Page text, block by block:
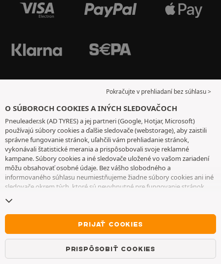
Pokračujte v prehliadaní bez súhlasu >
O SÚBOROCH COOKIES A INÝCH SLEDOVAČOCH
Pneuleader.sk (AD TYRES) a jej partneri (Google, Hotjar, Microsoft)
používajú súbory cookies a ďalšie sledovače (webstorage), aby zaistili
správne fungovanie stránok, uľahčili vám prehliadanie stránok,
vykonávali štatistické merania a prispôsobovali svoje reklamné
kampane. Súbory cookies a iné sledovače uložené vo vašom zariadení
môžu obsahovať osobné údaje. Bez vášho slobodného a
informovaného súhlasu neumiestňujeme žiadne súbory cookies ani iné
sledovače okrem tých, ktoré sú nevyhnutné pre fungovanie stránok.
odvolať tak, že prejdete na
rozhodnúť pokračovať v prehliadaní bez súhlasu s ukladaním súborov
cookies alebo iných sledovačov. Ich odmietnutie nebráni prístupu k
službám. Ak chcete získať ďalšie informácie, pozrite sistránku so
súbormi cookies a ďalšími sledovačmi
PRIJAŤ COOKIES
PRISPÔSOBIŤ COOKIES